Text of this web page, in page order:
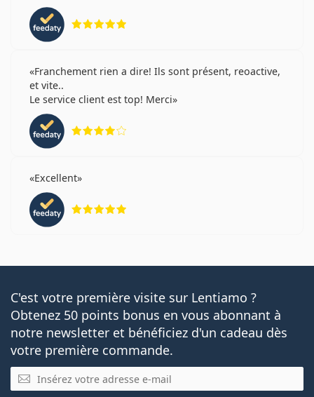
Franchement rien a dire! Ils sont présent, reoactive,
et vite..
Le service client est top! Merci
Excellent
C'est votre première visite sur Lentiamo ?
Obtenez 50 points bonus en vous abonnant à
notre newsletter et bénéficiez d'un cadeau dès
votre première commande.
E-mail